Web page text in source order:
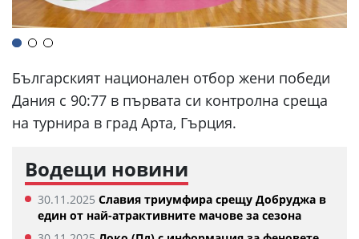
Българският национален отбор жени победи
Дания с 90:77 в първата си контролна среща
на турнира в град Арта, Гърция.
Водещи новини
30.11.2025 Славия триумфира срещу Добруджа в
един от най-атрактивните мачове за сезона